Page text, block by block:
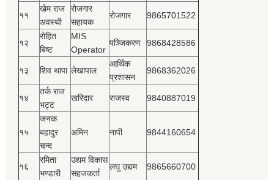
११
खेम राज
अवस्थी
रोजगार
सहायक
रोजगार 9865701522
१२
रोहित
बिष्‍ट
MIS
Operator
पञ्‍जिकरण 9868428586
१३ शिव थापा लेखापाल
आर्थिक
प्रशासन
9868362026
१४
तर्क राज
भट्ट
खरिदार राजस्‍व 9840887019
१५
जनक
बहादुर
चन्द
अमिन नापी 9844160654
१६
रमिता
भण्डारी
उद्यम विकास
सहजकर्ता
लघु उद्यम 9865660700